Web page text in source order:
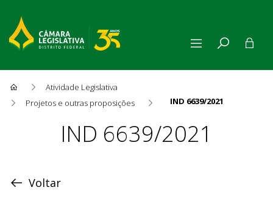
Atividade Legislativa
Projetos e outras proposições
IND 6639/2021
ProposiçãoIND 6639/2021
Voltar